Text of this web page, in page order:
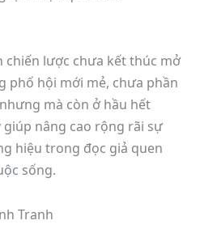
chiến lược chưa kết thúc mở
phố hội mới mẻ, chưa phần
mà còn ở hầu hết
nâng cao rộng rãi sự
hiệu trong đọc giả quen
sống.
Tranh